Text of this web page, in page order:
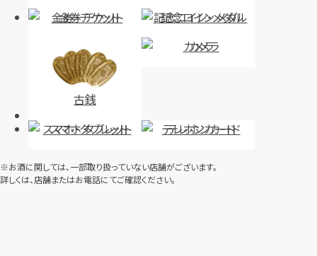
金券・チケット 記念コイン・メダル
古銭
カメラ
スマホ・タブレット テレホンカード
※お酒に関しては、一部取り扱っていない店舗がございます。
詳しくは、店舗またはお電話にてご確認ください。